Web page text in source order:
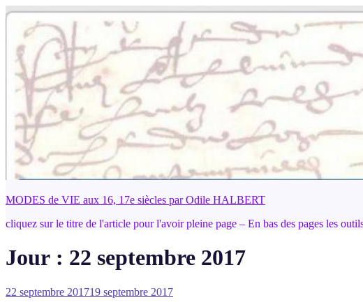
Aller
contenu
principal
MODES de VIE aux 16, 17e siècles par Odile HALBERT
cliquez sur le titre de l'article pour l'avoir pleine page – En bas des pages les
Jour : 22 septembre 2017
Publié
22 septembre 201719 septembre 2017